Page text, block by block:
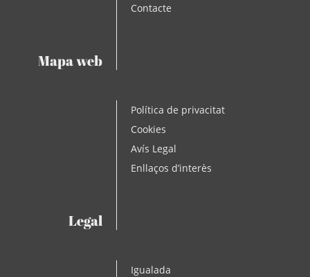
Mapa web
Contacte
Legal
Política de privacitat
Cookies
Avís Legal
Enllaços d’interès
Igualada